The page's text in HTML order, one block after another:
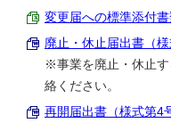
変更届への標準添付書
廃止・休止届出書（
※事業を廃止・休止
絡ください。
再開届出書（様式第4